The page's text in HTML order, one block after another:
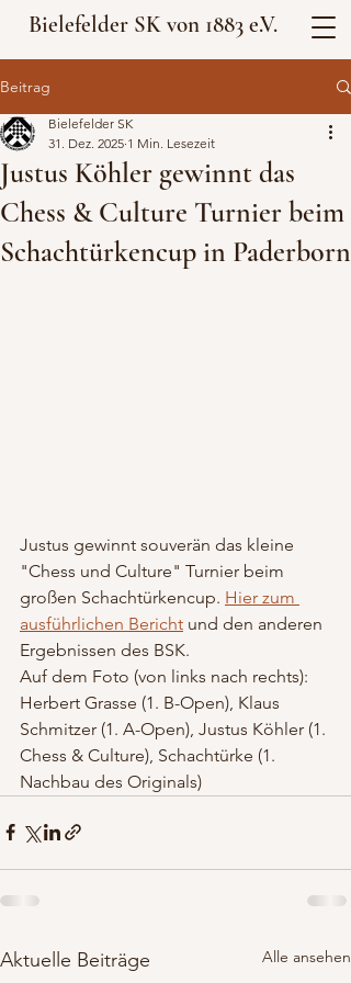
Bielefelder SK von 1883 e.V.
Beitrag
Justus Köhler gewinnt das
Chess & Culture Turnier beim
Schachtürkencup in Paderborn
Bielefelder SK
31. Dez. 2025 1 Min. Lesezeit
Justus gewinnt souverän das kleine
"Chess und Culture" Turnier beim
großen Schachtürkencup. Hier zum
ausführlichen Bericht und den anderen
Ergebnissen des BSK.
Auf dem Foto (von links nach rechts):
Herbert Grasse (1. B-Open), Klaus
Schmitzer (1. A-Open), Justus Köhler (1.
Chess & Culture), Schachtürke (1.
Nachbau des Originals)
Aktuelle Beiträge Alle ansehen